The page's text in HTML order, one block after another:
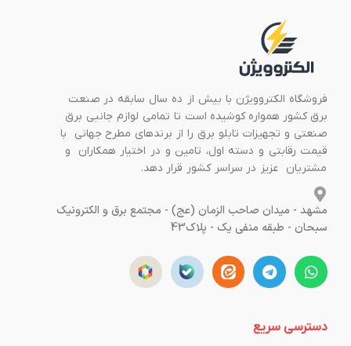
فروشگاه الکتروویژن با بیش از ده سال سابقه در صنعت
برق کشور همواره کوشیده است تا تمامی لوازم جانبی برق
صنعتی و تجهیزات تابلو برق را از برندهای مطرح جهانی با
قیمت رقابتی و دسته اول، تامین و در اختیار همکاران و
مشتریان عزیز در سراسر کشور قرار دهد.
مشهد - میدان صاحب الزمان (عج) - مجتمع برق و الکترونیک
سبحان - طبقه منفی یک - پلاک43
دسترسی سریع